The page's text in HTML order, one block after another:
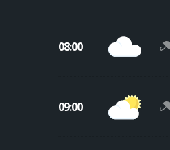
08:00
09:00